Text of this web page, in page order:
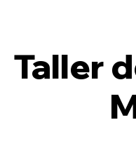
Taller